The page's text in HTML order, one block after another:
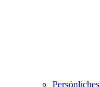
Persönliches